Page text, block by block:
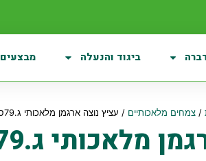
ביגוד והנעלה מבצעים
/צמחים מלאכותיים / עציץ נוצה ארגמן מלאכותי ג.79סמ
מלאכותי ג.79סמ